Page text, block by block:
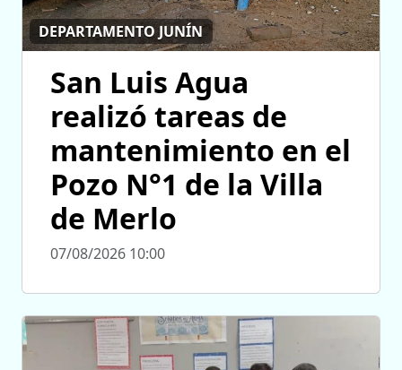
DEPARTAMENTO JUNÍN
San Luis Agua
realizó tareas de
mantenimiento en el
Pozo N°1 de la Villa
de Merlo
07/08/2026 10:00